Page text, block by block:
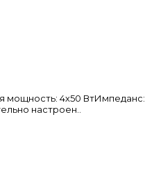
мощность: 4х50 ВтИмпеданс:
настроен..